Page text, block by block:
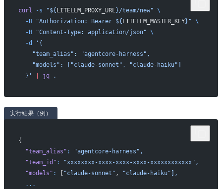
curl -s "${LITELLM_PROXY_URL }/team/new" \
  -H
"Authorization: Bearer ${LITELLM_MASTER_KEY}" \
  -H
"Content-Type: application/json" \
  -d
'{
    "team_alias": "agentcore-harness",
    "models": ["claude-sonnet", "claude-haiku"]
  }'
jq .
実行結果（例）
{
  "team_alias"
:
"agentcore-harness",
  "team_id"
:
"xxxxxxxx-xxxx-xxxx-xxxx-xxxxxxxxxxxx",
  "models"
: "claude-sonnet" ,
"claude-haiku"],
  ...